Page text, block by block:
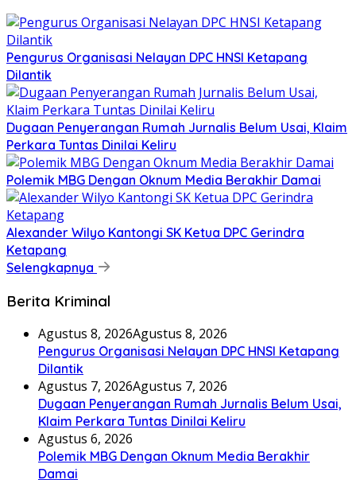
Pengurus Organisasi Nelayan DPC HNSI Ketapang
Dilantik
Dugaan Penyerangan Rumah Jurnalis Belum Usai, Klaim
Perkara Tuntas Dinilai Keliru
Polemik MBG Dengan Oknum Media Berakhir Damai
Alexander Wilyo Kantongi SK Ketua DPC Gerindra
Ketapang
Selengkapnya
Berita Kriminal
Agustus 8, 2026Agustus 8, 2026
Pengurus Organisasi Nelayan DPC HNSI Ketapang
Dilantik
Agustus 7, 2026Agustus 7, 2026
Dugaan Penyerangan Rumah Jurnalis Belum Usai,
Klaim Perkara Tuntas Dinilai Keliru
Agustus 6, 2026
Polemik MBG Dengan Oknum Media Berakhir
Damai